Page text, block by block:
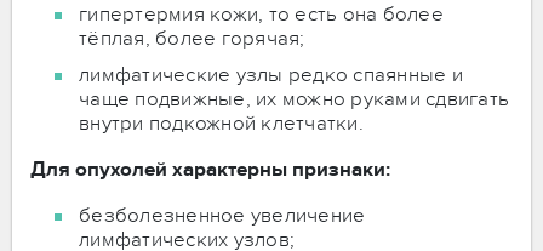
гипертермия кожи, то есть она более
тёплая, более горячая;
лимфатические узлы редко спаянные и
чаще подвижные, их можно руками сдвигать
внутри подкожной клетчатки.
Для опухолей характерны признаки:
безболезненное увеличение
лимфатических узлов;